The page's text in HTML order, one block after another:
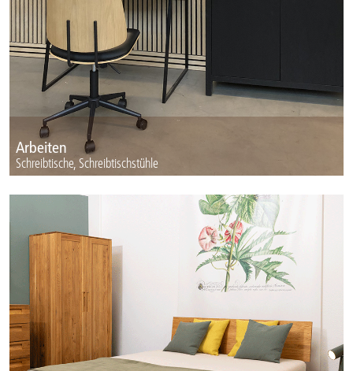
Arbeiten
Schreibtische, Schreibtischstühle